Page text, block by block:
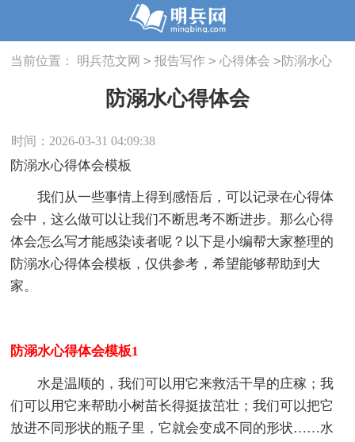
当前位置： 明兵范文网 > 报告写作 > 心得体会 >防溺水心
防溺水心得体会
时间：2026-03-31 04:09:38
防溺水心得体会模板
我们从一些事情上得到感悟后，可以记录在心得体
会中，这么做可以让我们不断思考不断进步。那么心得
体会怎么写才能感染读者呢？以下是小编帮大家整理的
防溺水心得体会模板，仅供参考，希望能够帮助到大
家。
防溺水心得体会模板1
水是温顺的，我们可以用它来救活干旱的庄稼；我
们可以用它来帮助小树苗长得挺拔茁壮；我们可以把它
放进不同形状的瓶子里，它就会变成不同的形状……水